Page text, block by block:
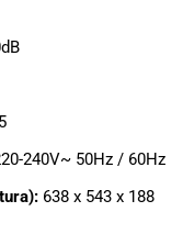
240V~ 50Hz / 60Hz
638 x 543 x 188